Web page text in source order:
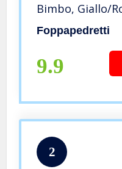
Bimbo, Giallo/
Foppapedretti
9.9
2